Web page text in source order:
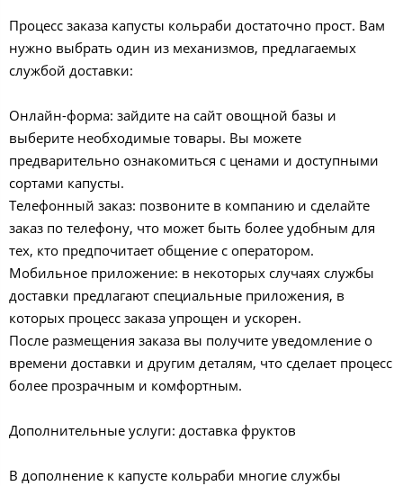
Процесс заказа капусты кольраби достаточно прост. Вам
нужно выбрать один из механизмов, предлагаемых
службой доставки:
Онлайн-форма: зайдите на сайт овощной базы и
выберите необходимые товары. Вы можете
предварительно ознакомиться с ценами и доступными
сортами капусты.
Телефонный заказ: позвоните в компанию и сделайте
заказ по телефону, что может быть более удобным для
тех, кто предпочитает общение с оператором.
Мобильное приложение: в некоторых случаях службы
доставки предлагают специальные приложения, в
которых процесс заказа упрощен и ускорен.
После размещения заказа вы получите уведомление о
времени доставки и другим деталям, что сделает процесс
более прозрачным и комфортным.
Дополнительные услуги: доставка фруктов
В дополнение к капусте кольраби многие службы